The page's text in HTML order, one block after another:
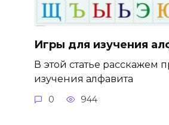
Игры для изучения
В этой статье расскажем
изучения алфавита
0 944